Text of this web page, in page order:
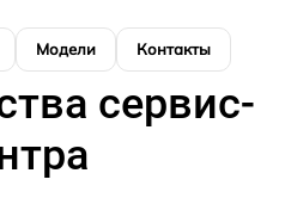
Модели Контакты
сервис-